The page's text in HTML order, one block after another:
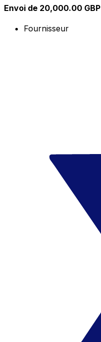
Envoi de 20,000.00 GBP
Fournisseur